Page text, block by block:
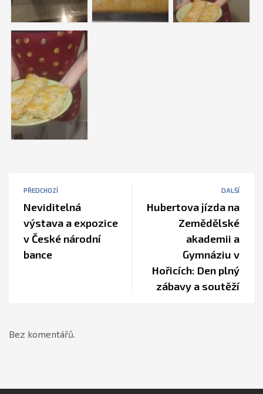
PŘEDCHOZÍ
Neviditelná
výstava a expozice
v České národní
bance
DALŠÍ
Hubertova jízda na
Zemědělské
akademii a
Gymnáziu v
Hořicích: Den plný
zábavy a soutěží
Bez komentářů.